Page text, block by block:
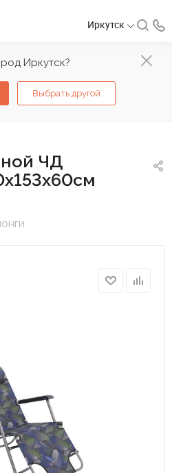
Иркутск?
Выбрать другой
Иркутск
ЧД